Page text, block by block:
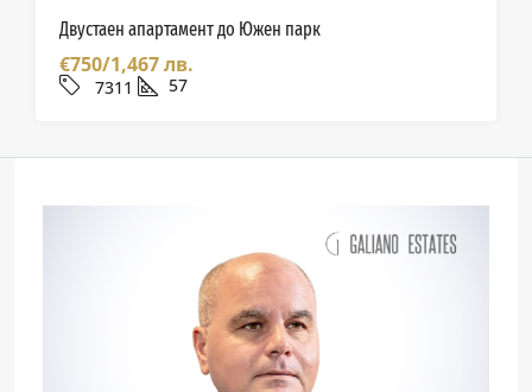
Двустаен апартамент до Южен парк
€750/1,467 лв.
7311 57